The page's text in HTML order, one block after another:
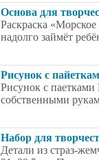
Основа для
Раскраска
надолго займёт
Рисунок с
Рисунок с
собственными
Набор для
Детали из страз-